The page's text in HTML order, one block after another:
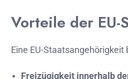
Vorteile der EU-
Eine EU-Staatsangehörigkeit
Freizügigkeit innerhalb